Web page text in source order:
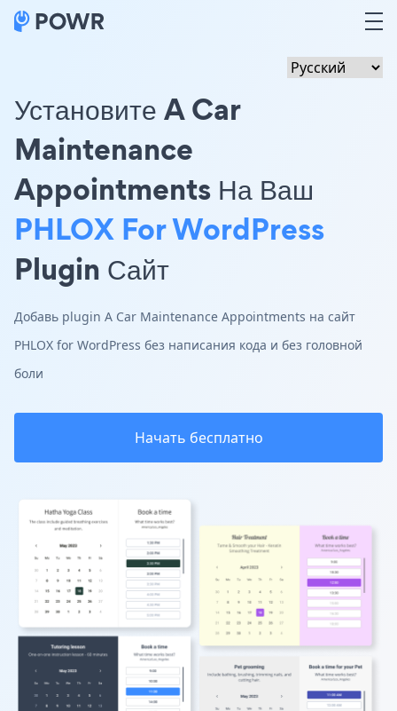
Установите A Car
Maintenance
Appointments На Ваш
PHLOX For WordPress
Plugin Сайт
Добавь plugin A Car Maintenance Appointments на сайт
PHLOX for WordPress без написания кода и без головной
боли
Начать бесплатно